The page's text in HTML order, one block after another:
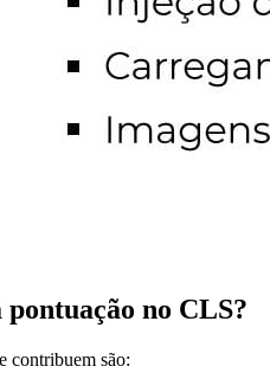
pontuação no CLS?
contribuem são: